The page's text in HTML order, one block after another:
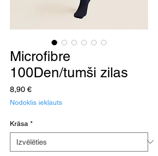
Microfibre
100Den/tumši zilas
8,90 €Cena
Nodoklis iekļauts
Krāsa *